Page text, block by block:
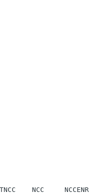
NCC     NCCENR